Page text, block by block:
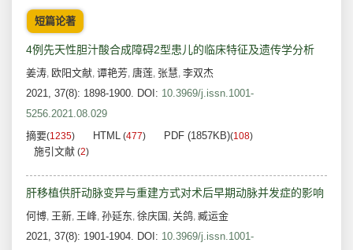
短篇论著
4例先天性胆汁酸合成障碍2型患儿的临床特征及遗传学分析
姜涛, 欧阳文献, 谭艳芳, 唐莲, 张慧, 李双杰
2021, 37(8): 1898-1900. DOI: 10.3969/j.issn.1001-
5256.2021.08.029
摘要(1235) HTML (477) PDF (1857KB)(108)
施引文献 (2)
肝移植供肝动脉变异与重建方式对术后早期动脉并发症的影响
何博, 王新, 王峰, 孙延东, 徐庆国 , 关鸽, 臧运金
2021, 37(8): 1901-1904. DOI: 10.3969/j.issn.1001-